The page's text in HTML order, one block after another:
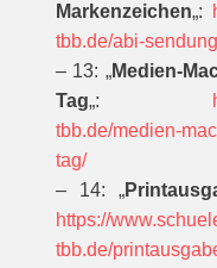
Markenzeichen„:
tbb.de/abi-
– 13: „Medien-
Tag„:
tbb.de/medien-
tag/
– 14: „
https://
tbb.de/